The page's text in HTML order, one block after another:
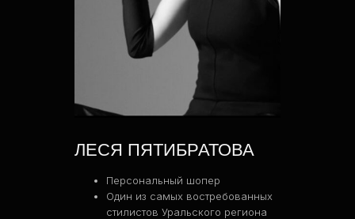
ЛЕСЯ ПЯТИБРАТОВА
Персональный шопер
Один из самых востребованных
стилистов Уральского региона